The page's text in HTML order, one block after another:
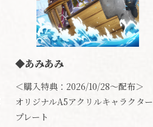
◆あみあみ
＜購入特典：2026/10/28～配布＞
オリジナルA5アクリルキャラクター
プレート